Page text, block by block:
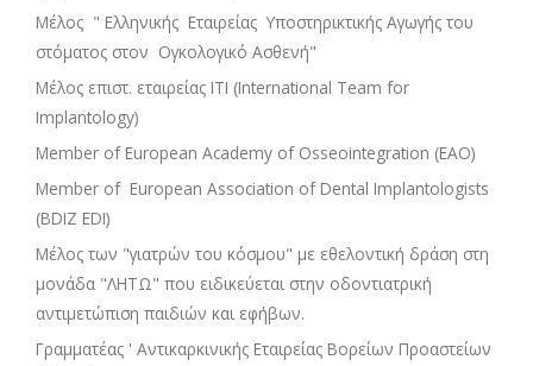
Μέλος " Ελληνικής Εταιρείας Υποστηρικτικής Αγωγής του
στόματος στον Ογκολογικό Ασθενή"
Μέλος επιστ. εταιρείας ITI (International Team for
Implantology)
Member of European Academy of Osseointegration (EAO)
Member of European Association of Dental Implantologists
(BDIZ EDI)
Μέλος των "γιατρών του κόσμου" με εθελοντική δράση στη
μονάδα "ΛΗΤΩ" που ειδικεύεται στην οδοντιατρική
αντιμετώπιση παιδιών και εφήβων.
Γραμματέας ' Αντικαρκινικής Εταιρείας Βορείων Προαστείων